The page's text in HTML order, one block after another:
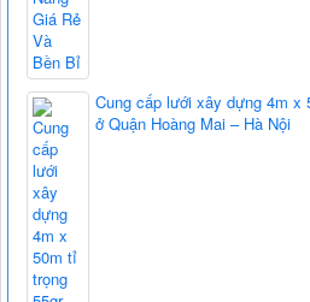
Cung cấp lưới xây dựng 4m x
ở Quận Hoàng Mai – Hà Nội